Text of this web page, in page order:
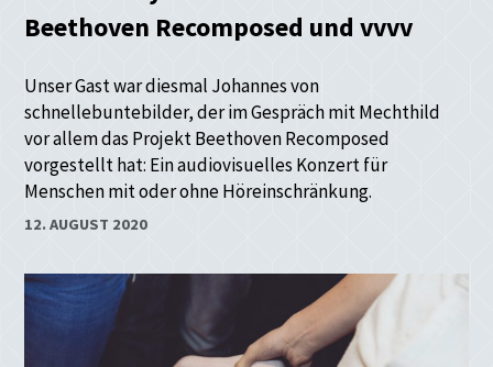
Beethoven Recomposed und vvvv
Unser Gast war diesmal Johannes von
schnellebuntebilder, der im Gespräch mit Mechthild
vor allem das Projekt Beethoven Recomposed
vorgestellt hat: Ein audiovisuelles Konzert für
Menschen mit oder ohne Höreinschränkung.
12. AUGUST 2020